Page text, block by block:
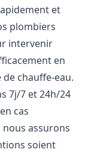
et
plombiers
intervenir
en
chauffe-eau.
7j/7 et 24h/24
cas
assurons
soient